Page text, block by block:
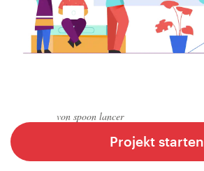
von spoon lancer
Projekt starten
Visitenkarte
Webdesign
Alle Kategorien durchsuchen